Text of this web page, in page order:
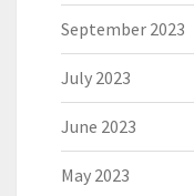
September 2023
July 2023
June 2023
May 2023